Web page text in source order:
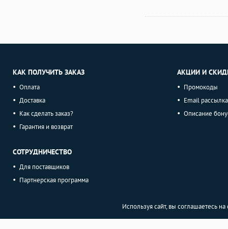
КАК ПОЛУЧИТЬ ЗАКАЗ
Оплата
Доставка
Как сделать заказ?
Гарантия и возврат
СОТРУДНИЧЕСТВО
Для поставщиков
Партнерская программа
АКЦИИ И
Промокоды
Email рассылка
Описание
Используя сайт, вы соглашаетесь